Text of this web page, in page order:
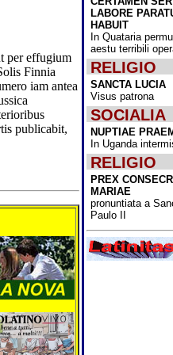
per effugium
Finnia
iam antea
publicabit,
lectoribus
ominamur!
Cum ante
dimidium
potestatem
obtinuissent,
extemplo
esse
cum de
institutionibus
Acta diurna
News"
consilium,
Bactrianarum
accessus ad
"usque ad
Ipse partis
"Fine Gael"
LABORE
HABUIT
In Quataria
aestu terribili
RELIGIO
SANCTA LUCIA
Visus patrona
SOCIALIA
NUPTIAE
In Uganda
RELIGIO
PREX
MARIAE
pronuntiata a
Paulo II